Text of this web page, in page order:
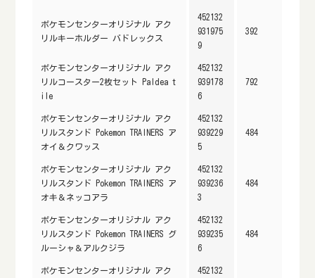
ポケモンセンターオリジナル アク
リルキーホルダー バドレックス
452132
931975
9
392
ポケモンセンターオリジナル アク
リルコースター2枚セット Paldea t
ile
452132
939178
6
792
ポケモンセンターオリジナル アク
リルスタンド Pokemon TRAINERS ア
オイ＆クワッス
452132
939229
5
484
ポケモンセンターオリジナル アク
リルスタンド Pokemon TRAINERS ア
オキ＆ネッコアラ
452132
939236
3
484
ポケモンセンターオリジナル アク
リルスタンド Pokemon TRAINERS グ
ルーシャ＆アルクジラ
452132
939235
6
484
ポケモンセンターオリジナル アク
452132